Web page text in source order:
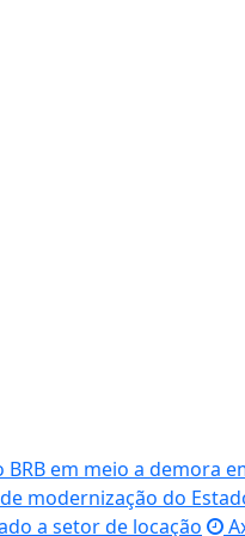
em meio a demora
modernização do
a setor de locação